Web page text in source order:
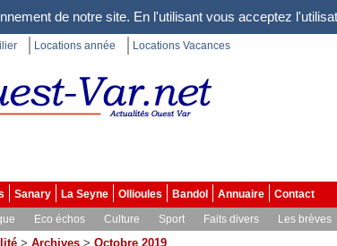
de notre site. En l'utilisant vous acceptez
Locations année Locations Vacances
Sanary La Seyne Ollioules Bandol Annuaire
Contact
Eco échos Culture Sport Faits divers Les brèves
> Archives > Octobre 2019